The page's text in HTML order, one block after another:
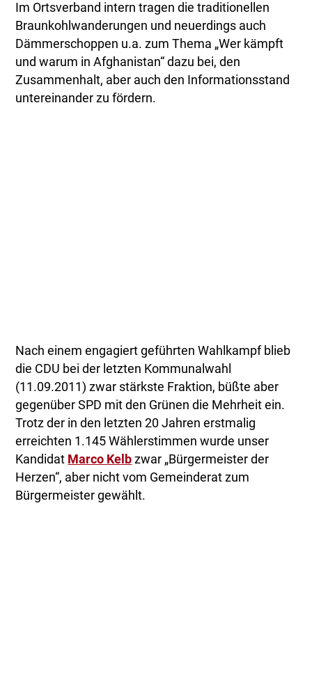
Im Ortsverband intern tragen die traditionellen
Braunkohlwanderungen und neuerdings auch
Dämmerschoppen u.a. zum Thema „Wer kämpft
und warum in Afghanistan“ dazu bei, den
Zusammenhalt, aber auch den Informationsstand
untereinander zu fördern.
Nach einem engagiert geführten Wahlkampf blieb
die CDU bei der letzten Kommunalwahl
(11.09.2011) zwar stärkste Fraktion, büßte aber
gegenüber SPD mit den Grünen die Mehrheit ein.
Trotz der in den letzten 20 Jahren erstmalig
erreichten 1.145 Wählerstimmen wurde unser
Kandidat Marco Kelb zwar „Bürgermeister der
Herzen“, aber nicht vom Gemeinderat zum
Bürgermeister gewählt.